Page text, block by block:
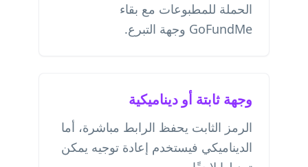
الحملة للمطبوعات مع بقاء
GoFundMe وجهة التبرع.
وجهة ثابتة أو ديناميكية
الرمز الثابت يحفظ الرابط مباشرة، أما
الديناميكي فيستخدم إعادة توجيه يمكن